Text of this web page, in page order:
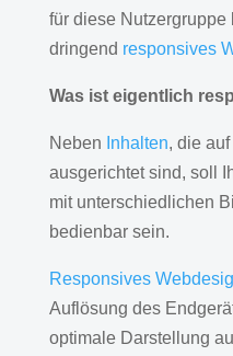
für diese
dringend responsives
Was ist eigentlich
Neben Inhalten, die
ausgerichtet sind, soll
mit unterschiedlichen
bedienbar sein.
Responsives
Auflösung des
optimale Darstellung